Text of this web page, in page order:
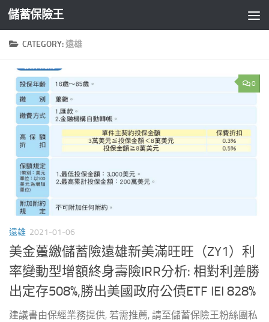
Skip to content
儲蓄保險王
CATEGORY:遠雄
0
遠雄 2021-01-06
美金躉繳儲蓄險遠雄新美滿旺旺（ZY1）利
率變動型增額終身壽險IRR分析: 相對利差勝
出定存508%,勝出美國政府公債ETF IEI 828%
建議書由保經業務提供, 若需推薦, 請至儲蓄保險王粉絲團私